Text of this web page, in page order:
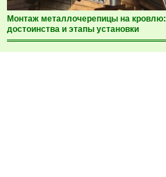
Монтаж металлочерепицы на кровлю:
достоинства и этапы установки